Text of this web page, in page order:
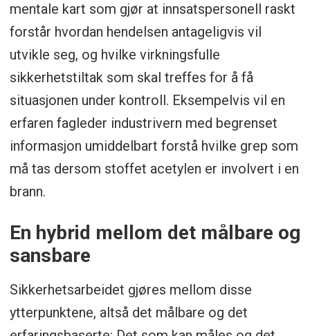
mentale kart som gjør at innsatspersonell raskt
forstår hvordan hendelsen antageligvis vil
utvikle seg, og hvilke virkningsfulle
sikkerhetstiltak som skal treffes for å få
situasjonen under kontroll. Eksempelvis vil en
erfaren fagleder industrivern med begrenset
informasjon umiddelbart forstå hvilke grep som
må tas dersom stoffet acetylen er involvert i en
brann.
En hybrid mellom det målbare og
sansbare
Sikkerhetsarbeidet gjøres mellom disse
ytterpunktene, altså det målbare og det